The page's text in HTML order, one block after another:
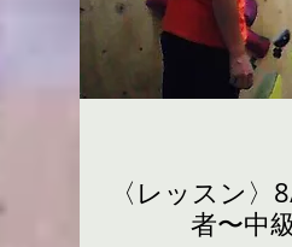
〈レッスン
者〜中